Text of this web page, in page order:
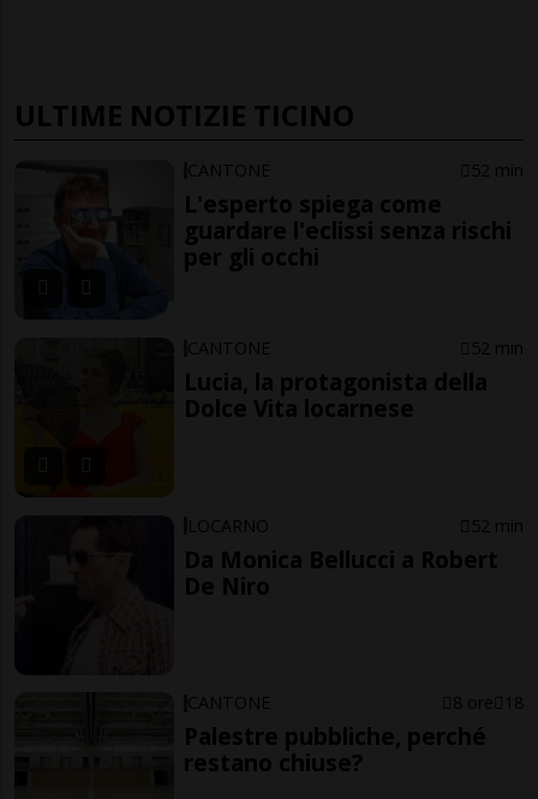
ULTIME NOTIZIE TICINO
CANTONE 52 min
L'esperto spiega come
guardare l'eclissi senza rischi
per gli occhi
CANTONE 52 min
Lucia, la protagonista della
Dolce Vita locarnese
LOCARNO 52 min
Da Monica Bellucci a Robert
De Niro
CANTONE 8 ore 18
Palestre pubbliche, perché
restano chiuse?